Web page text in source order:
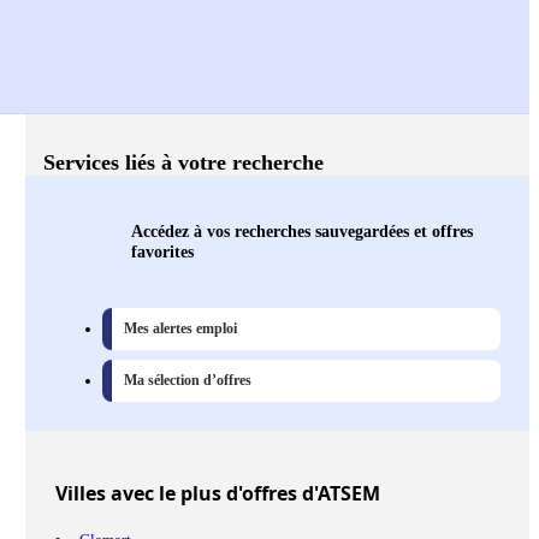
Services liés à votre recherche
Accédez à vos recherches sauvegardées et offres
favorites
Mes alertes emploi
Ma sélection d’offres
Villesavec le plus d'offres d'ATSEM